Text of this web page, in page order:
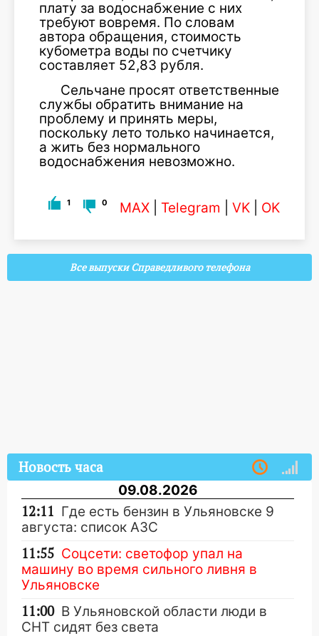
плату за водоснабжение с них
требуют вовремя. По словам
автора обращения, стоимость
кубометра воды по счетчику
составляет 52,83 рубля.
Сельчане просят ответственные
службы обратить внимание на
проблему и принять меры,
поскольку лето только начинается,
а жить без нормального
водоснабжения невозможно.
1 0 MAX Telegram VK OK
Все выпуски Справедливого телефона
Новость часа
09.08.2026
12:11 Где есть бензин в Ульяновске 9
августа: список АЗС
11:55 Соцсети: светофор упал на
машину во время сильного ливня в
Ульяновске
11:00 В Ульяновской области люди в
СНТ сидят без света